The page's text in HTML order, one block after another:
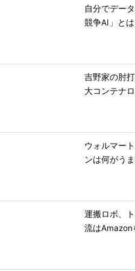
自分でデー
競争AI」とは
吉野家の肘
大コンテナ
ウォルマー
ンは何がう
運搬ロボ、
流はAmazon